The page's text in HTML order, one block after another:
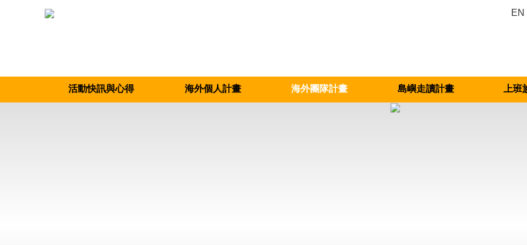
EN
活動快訊與心得 海外個人計畫 海外團隊計畫 島嶼走讀計畫 上班